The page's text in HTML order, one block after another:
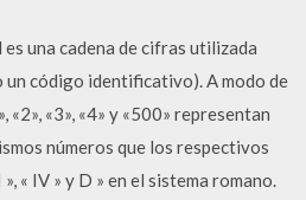
una cadena de cifras utilizada
un código identificativo). A modo de
«2», «3», «4» y «500» representan
números que los respectivos
« IV » y D » en el sistema romano.